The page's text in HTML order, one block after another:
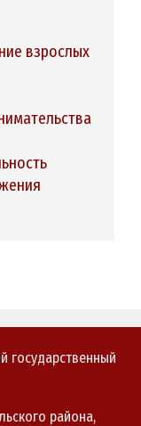
взрослых
государственный
района,